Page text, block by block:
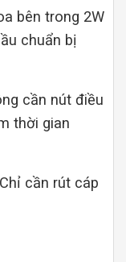
bên trong 2W
chuẩn bị
cần nút điều
thời gian
cần rút cáp